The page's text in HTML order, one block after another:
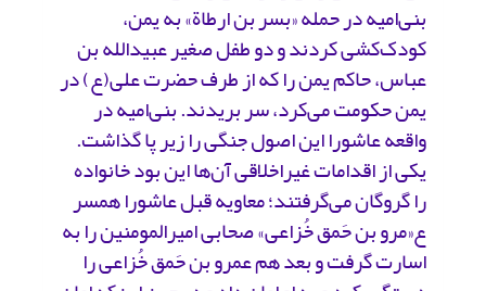
بنی‌امیه در حمله «بسر‌ بن ارطاة» به یمن،
کودک‌کشی کردند و دو طفل صغیر عبیدالله بن
عباس، حاکم یمن را که از طرف حضرت علی(ع) در
یمن حکومت می‌کرد، سر بریدند. بنی‌امیه در
واقعه عاشورا این اصول جنگی را زیر پا گذاشت.
یکی از اقدامات غیراخلاقی آن‌ها این بود خانواده
را گروگان می‌گرفتند؛ معاویه قبل عاشورا همسر
ع«مرو بن حَمق خُزاعی» صحابی امیرالمومنین را به
اسارت گرفت و بعد هم عمرو بن حَمق خُزاعی را